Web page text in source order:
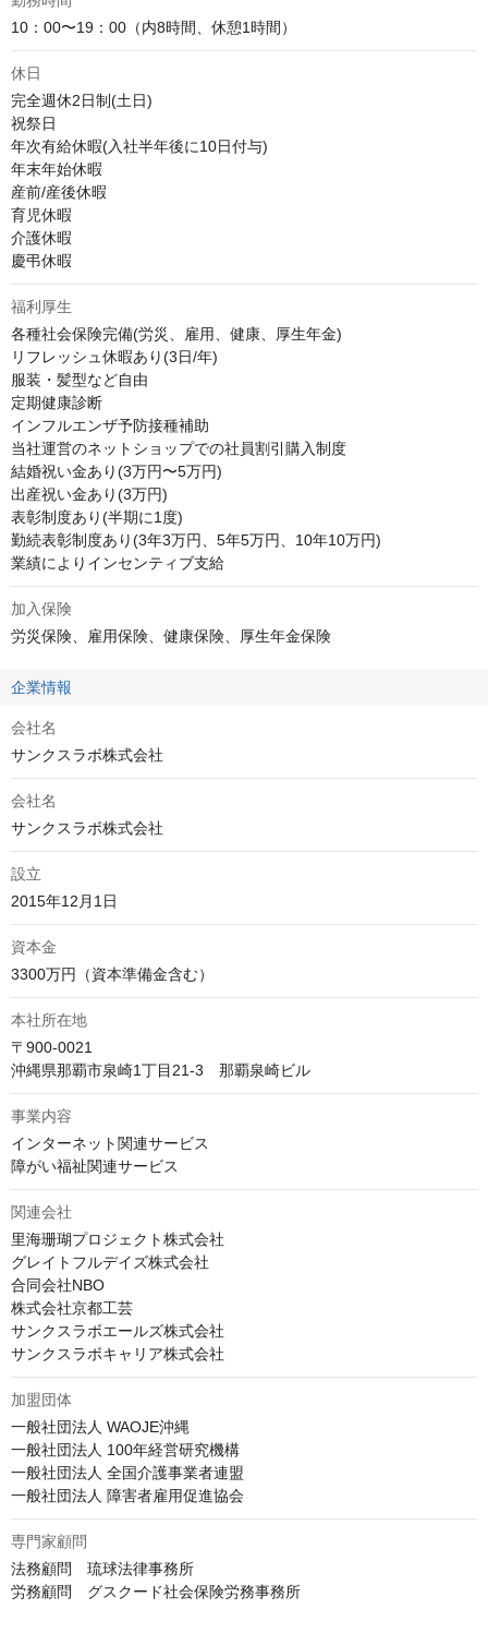
10：00〜19：00（内8時間、休憩1時間）
休日
完全週休2日制(土日)
祝祭日
年次有給休暇(入社半年後に10日付与)
年末年始休暇
産前/産後休暇
育児休暇
介護休暇
慶弔休暇
福利厚生
各種社会保険完備(労災、雇用、健康、厚生年金)
リフレッシュ休暇あり(3日/年)
服装・髪型など自由
定期健康診断
インフルエンザ予防接種補助
当社運営のネットショップでの社員割引購入制度
結婚祝い金あり(3万円〜5万円)
出産祝い金あり(3万円)
表彰制度あり(半期に1度)
勤続表彰制度あり(3年3万円、5年5万円、10年10万円)
業績によりインセンティブ支給
加入保険
労災保険、雇用保険、健康保険、厚生年金保険
企業情報
会社名
サンクスラボ株式会社
会社名
サンクスラボ株式会社
設立
2015年12月1日
資本金
3300万円（資本準備金含む）
本社所在地
〒900-0021
沖縄県那覇市泉崎1丁目21-3　那覇泉崎ビル
事業内容
インターネット関連サービス
障がい福祉関連サービス
関連会社
里海珊瑚プロジェクト株式会社
グレイトフルデイズ株式会社
合同会社NBO
株式会社京都工芸
サンクスラボエールズ株式会社
サンクスラボキャリア株式会社
加盟団体
一般社団法人 WAOJE沖縄
一般社団法人 100年経営研究機構
一般社団法人 全国介護事業者連盟
一般社団法人 障害者雇用促進協会
専門家顧問
法務顧問　琉球法律事務所
労務顧問　グスクード社会保険労務事務所